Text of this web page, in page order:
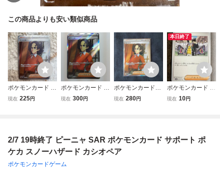
この商品よりも安い類似商品
ポケモンカード ピ
ーニャ SR サポー
現在 225円
ポケモンカード 未
使用品 ピーニャ
現在 300円
ポケモンカード
ピーニャ sr サ
現在 280円
本日終了
ポケモンカード ピ
ーニャ U（sv2P 0
現在 10円
2/7 19時終了 ピーニャ SAR ポケモンカード サポート ポ
ケカ スノーハザード カシオペア
ポケモンカードゲーム